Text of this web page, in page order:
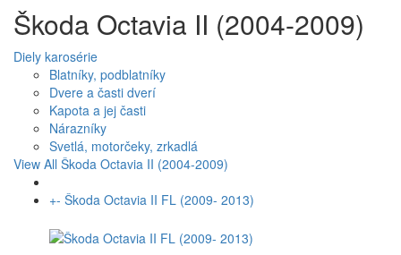
Škoda Octavia II (2004-2009)
Diely karosérie
Blatníky, podblatníky
Dvere a časti dverí
Kapota a jej časti
Nárazníky
Svetlá, motorčeky, zrkadlá
View All Škoda Octavia II (2004-2009)
+- Škoda Octavia II FL (2009- 2013)